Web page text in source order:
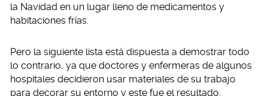
la Navidad en un lugar lleno de medicamentos y
habitaciones frías.
Pero la siguiente lista está dispuesta a demostrar todo
lo contrario, ya que doctores y enfermeras de algunos
hospitales decidieron usar materiales de su trabajo
para decorar su entorno y este fue el resultado.